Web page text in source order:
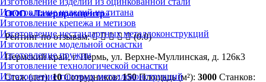
Изготовление изделий из титана
Изготовление крепежа и метизов
Изготовление нестандартных металлоконструкций
Изготовление модельной оснастки
Изготовление пружин
Изготовление технологической оснастки
Изготовление типовых металлоконструкций
ООО «Лазерпромцентр»
Рейтинг по отзывам:
(0.0)
Пермский край, г. Пермь, ул. Верхне-Муллинская, д. 126к3
Стаж (лет):10 Сотрудников:150 Площадь (м²): 3000 Станков: